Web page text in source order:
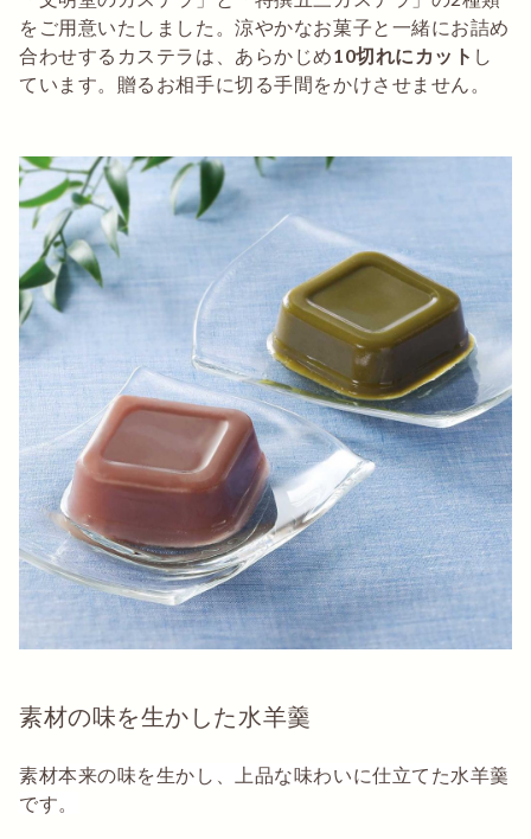
をご用意いたしました。涼やかなお菓子と一緒にお詰め
合わせするカステラは、あらかじめ10切れにカット し
ています。贈るお相手に切る手間をかけさせません。
素材の味を生かした水羊羹
素材本来の味を生かし、上品な味わいに仕立てた水羊羹
です。